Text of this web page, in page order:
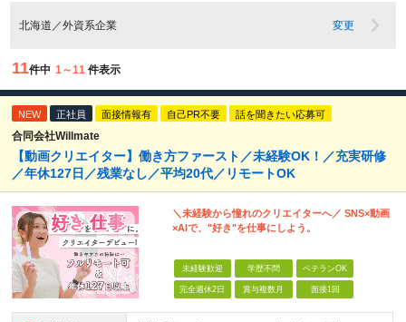
北海道／外資系企業 変更
11件中 1～11 件表示
NEW 正社員 面接情報有 自己PR不要 話を聞きたい応募可
合同会社Willmate
【動画クリエイター】働き方ファースト／未経験OK！／充実研修
／年休127日／残業なし／平均20代／リモートOK
＼未経験から憧れのクリエイターへ／ SNS×動画
×AIで、"好き"を仕事にしよう。
未経験歓迎 学歴不問 ベテランOK
完全週休2日 賞与複数月 面接1回